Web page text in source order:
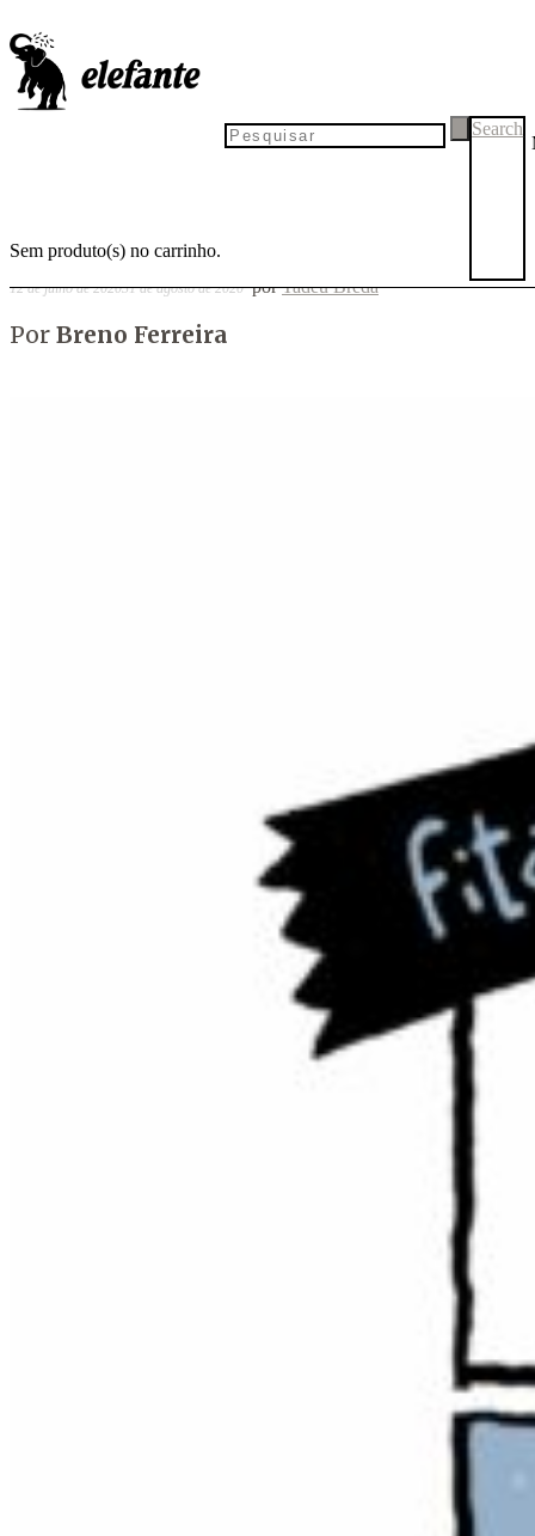
Sem produto(s) no carrinho.
Search
Fita isolante #8
12 de julho de 202031 de agosto de 2020 porTadeu Breda
Por Breno Ferreira